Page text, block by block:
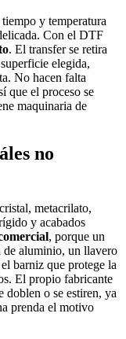
y temperatura
Con el DTF
. El transfer se retira
elegida,
No hacen falta
que el proceso se
maquinaria de
no
metacrilato,
y acabados
, porque un
de aluminio, un llavero
barniz que protege la
El propio fabricante
doblen o se estiren, ya
prenda el motivo